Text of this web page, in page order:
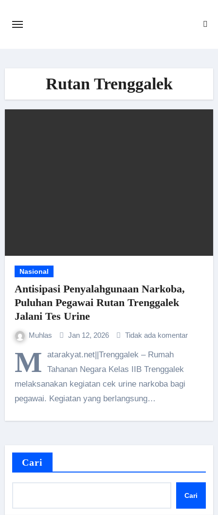
Rutan Trenggalek
Nasional
Antisipasi Penyalahgunaan Narkoba,
Puluhan Pegawai Rutan Trenggalek
Jalani Tes Urine
Muhlas Jan 12, 2026 Tidak ada komentar
M
atarakyat.net||Trenggalek – Rumah
Tahanan Negara Kelas IIB Trenggalek
melaksanakan kegiatan cek urine narkoba bagi
pegawai. Kegiatan yang berlangsung…
Cari
Cari